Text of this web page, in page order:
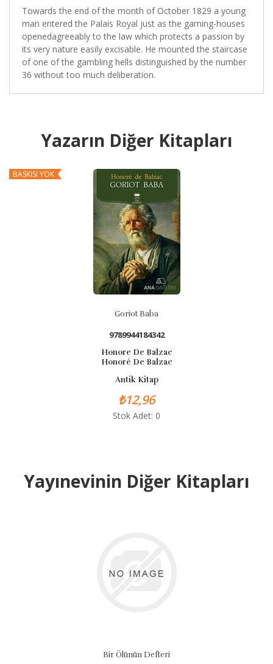
Towards the end of the month of October 1829 a young
man entered the Palais Royal just as the gaming-houses
openedagreeably to the law which protects a passion by
its very nature easily excisable. He mounted the staircase
of one of the gambling hells distinguished by the number
36 without too much deliberation.
Yazarın Diğer Kitapları
BASKISI YOK
Goriot Baba
9789944184342
Honore De Balzac
Honoré De Balzac
Antik Kitap
₺12,96
Stok Adet: 0
Yayınevinin Diğer Kitapları
Bir Ölünün Defteri